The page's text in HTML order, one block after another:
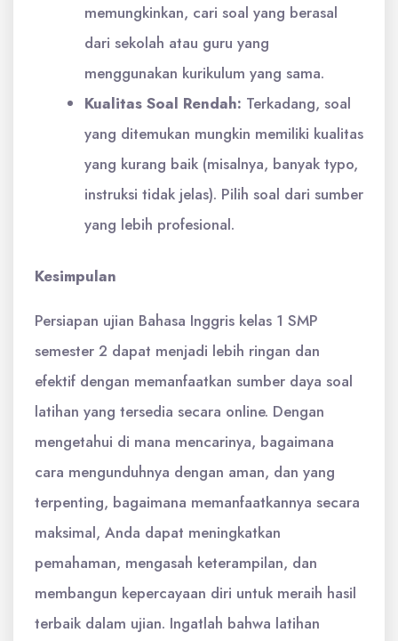
memungkinkan, cari soal yang berasal
dari sekolah atau guru yang
menggunakan kurikulum yang sama.
Kualitas Soal Rendah: Terkadang, soal
yang ditemukan mungkin memiliki kualitas
yang kurang baik (misalnya, banyak typo,
instruksi tidak jelas). Pilih soal dari sumber
yang lebih profesional.
Kesimpulan
Persiapan ujian Bahasa Inggris kelas 1 SMP
semester 2 dapat menjadi lebih ringan dan
efektif dengan memanfaatkan sumber daya soal
latihan yang tersedia secara online. Dengan
mengetahui di mana mencarinya, bagaimana
cara mengunduhnya dengan aman, dan yang
terpenting, bagaimana memanfaatkannya secara
maksimal, Anda dapat meningkatkan
pemahaman, mengasah keterampilan, dan
membangun kepercayaan diri untuk meraih hasil
terbaik dalam ujian. Ingatlah bahwa latihan